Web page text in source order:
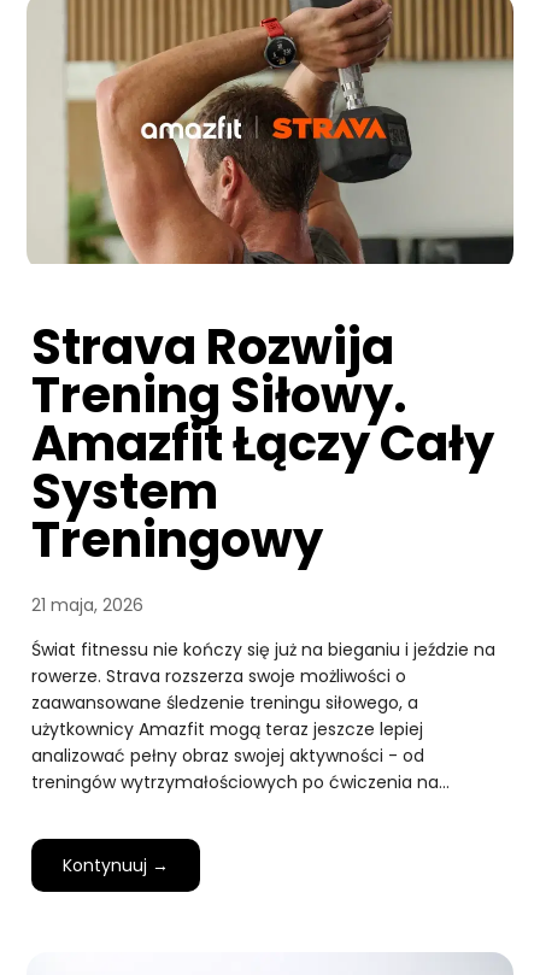
Strava Rozwija
Trening Siłowy.
Amazfit Łączy Cały
System
Treningowy
21 maja, 2026
Świat fitnessu nie kończy się już na bieganiu i jeździe na
rowerze. Strava rozszerza swoje możliwości o
zaawansowane śledzenie treningu siłowego, a
użytkownicy Amazfit mogą teraz jeszcze lepiej
analizować pełny obraz swojej aktywności - od
treningów wytrzymałościowych po ćwiczenia na…
Kontynuuj →